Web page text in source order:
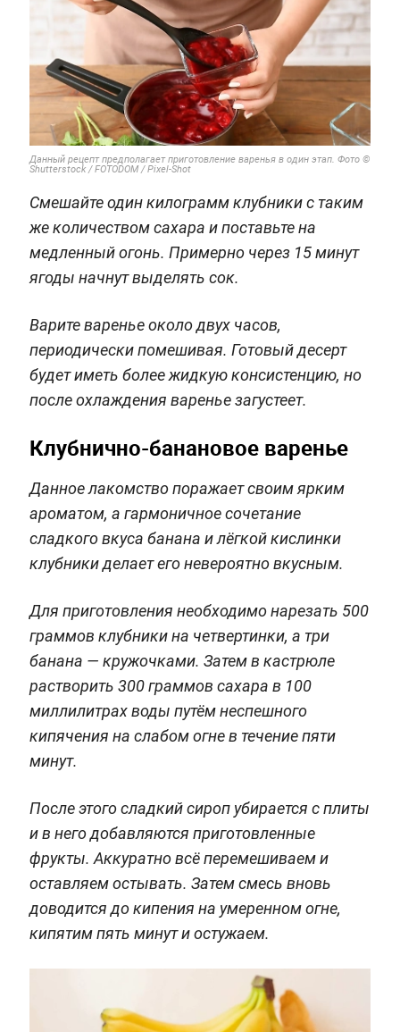
Данный рецепт предполагает приготовление варенья в один этап. Фото ©
Shutterstock / FOTODOM / Pixel-Shot
Смешайте один килограмм клубники с таким
же количеством сахара и поставьте на
медленный огонь. Примерно через 15 минут
ягоды начнут выделять сок.
Варите варенье около двух часов,
периодически помешивая. Готовый десерт
будет иметь более жидкую консистенцию, но
после охлаждения варенье загустеет.
Клубнично-банановое варенье
Данное лакомство поражает своим ярким
ароматом, а гармоничное сочетание
сладкого вкуса банана и лёгкой кислинки
клубники делает его невероятно вкусным.
Для приготовления необходимо нарезать 500
граммов клубники на четвертинки, а три
банана — кружочками. Затем в кастрюле
растворить 300 граммов сахара в 100
миллилитрах воды путём неспешного
кипячения на слабом огне в течение пяти
минут.
После этого сладкий сироп убирается с плиты
и в него добавляются приготовленные
фрукты. Аккуратно всё перемешиваем и
оставляем остывать. Затем смесь вновь
доводится до кипения на умеренном огне,
кипятим пять минут и остужаем.